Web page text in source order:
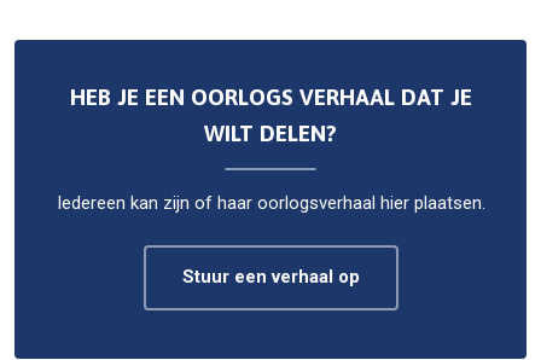
HEB JE EEN OORLOGS VERHAAL DAT JE
WILT DELEN?
Iedereen kan zijn of haar oorlogsverhaal hier plaatsen.
Stuur een verhaal op